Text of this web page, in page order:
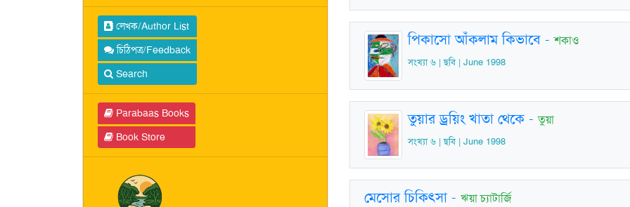
লেখক/Author List
চিঠিপত্র/Feedback
Search
Parabaas Books
Book Store
পিকাসো আঁকলাম কিভাবে -শকাও
সংখ্যা ৬ | ছবি | June 1998
তুয়ার ড্রয়িং খাতা থেকে -তুয়া
সংখ্যা ৬ | ছবি | June 1998
মেসোর চিকিৎসা- ঋয়া চ্যাটার্জি